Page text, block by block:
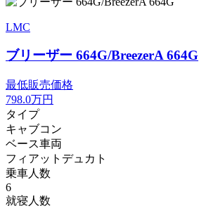
LMC
ブリーザー 664G/BreezerA 664G
最低販売価格
798.0万円
タイプ
キャブコン
ベース車両
フィアットデュカト
乗車人数
6
就寝人数